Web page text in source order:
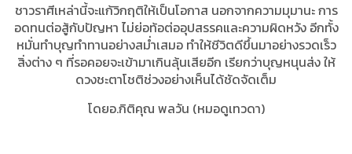
ชาวราศีเหล่านี้จะแก้วิกฤติให้เป็นโอกาส นอกจากความมุมานะ การ
อดทนต่อสู้กับปัญหา ไม่ย่อท้อต่ออุปสรรคและความผิดหวัง อีกทั้ง
หมั่นทำบุญทำทานอย่างสม่ำเสมอ ทำให้ชีวิตดีขึ้นมาอย่างรวดเร็ว
สิ่งต่าง ๆ ที่รอคอยจะเข้ามาเกินลุ้นเสียอีก เรียกว่าบุญหนุนส่ง ให้
ดวงชะตาโชติช่วงอย่างเห็นได้ชัดจัดเต็ม
โดยอ.กิติคุณ​ พลวัน​ (หมอดูเทวดา)​